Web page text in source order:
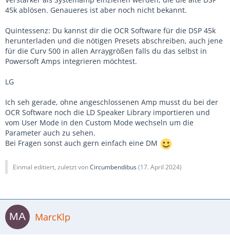
45k ablösen. Genaueres ist aber noch nicht bekannt.
Quintessenz: Du kannst dir die OCR Software für die DSP 45k
herunterladen und die nötigen Presets abschreiben, auch jene
für die Curv 500 in allen Arraygrößen falls du das selbst in
Powersoft Amps integrieren möchtest.
LG
Ich seh gerade, ohne angeschlossenen Amp musst du bei der
OCR Software noch die LD Speaker Library importieren und
vom User Mode in den Custom Mode wechseln um die
Parameter auch zu sehen.
Bei Fragen sonst auch gern einfach eine DM
Einmal editiert, zuletzt vonCircumbendibus(17. April 2024)
MarcKlp